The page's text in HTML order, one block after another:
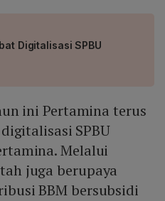
Digitalisasi SPBU
ini Pertamina terus
SPBU
Melalui
juga berupaya
BBM bersubsidi